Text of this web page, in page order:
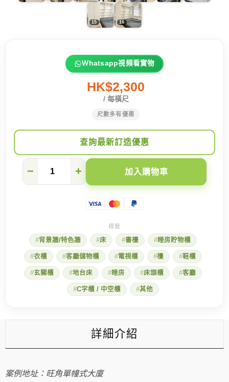
Whatsapp視頻看實物
HK$2,300
/ 每橫尺
尺數多有優惠
查詢最新訂造優惠
+裝
型
格
風
室
− + 加入購物車
背景牆/特色牆 床 書檯 睡房貯物櫃
衣櫃 客廳儲物櫃 電視櫃 檯 鞋櫃
玄關櫃 地台床 睡房 床頭櫃 客廳
C字櫃 / 中空櫃 其他
詳細介紹
案例地址：旺角單幢式大廈